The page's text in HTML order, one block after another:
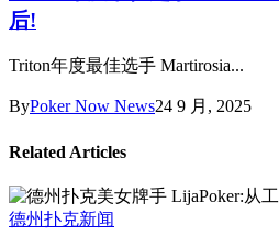
后!
Triton年度最佳选手 Martirosia...
ByPoker Now News24 9 月, 2025
Related Articles
德州扑克新闻